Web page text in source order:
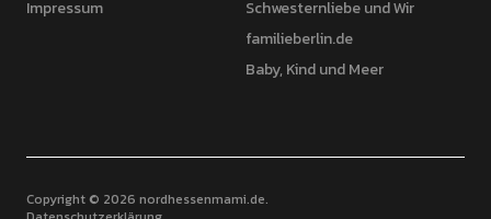
Impressum
Schwesternliebe und Wir
familieberlin.de
Baby, Kind und Meer
Copyright © 2026 nordhessenmami.de